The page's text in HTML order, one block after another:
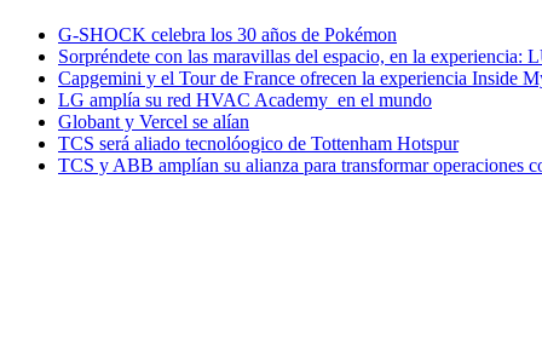
G-SHOCK celebra los 30 años de Pokémon
Sorpréndete con las maravillas del espacio, en la experiencia:
Capgemini y el Tour de France ofrecen la experiencia Inside
LG amplía su red HVAC Academy en el mundo
Globant y Vercel se alían
TCS será aliado tecnolóogico de Tottenham Hotspur
TCS y ABB amplían su alianza para transformar operaciones